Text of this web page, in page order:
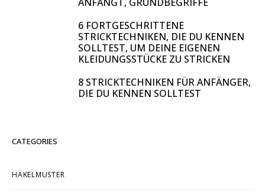
6 FORTGESCHRITTENE
STRICKTECHNIKEN, DIE DU KENNEN
SOLLTEST, UM DEINE EIGENEN
KLEIDUNGSSTÜCKE ZU STRICKEN
8 STRICKTECHNIKEN FÜR ANFÄNGER,
DIE DU KENNEN SOLLTEST
CATEGORIES
HÄKELMUSTER